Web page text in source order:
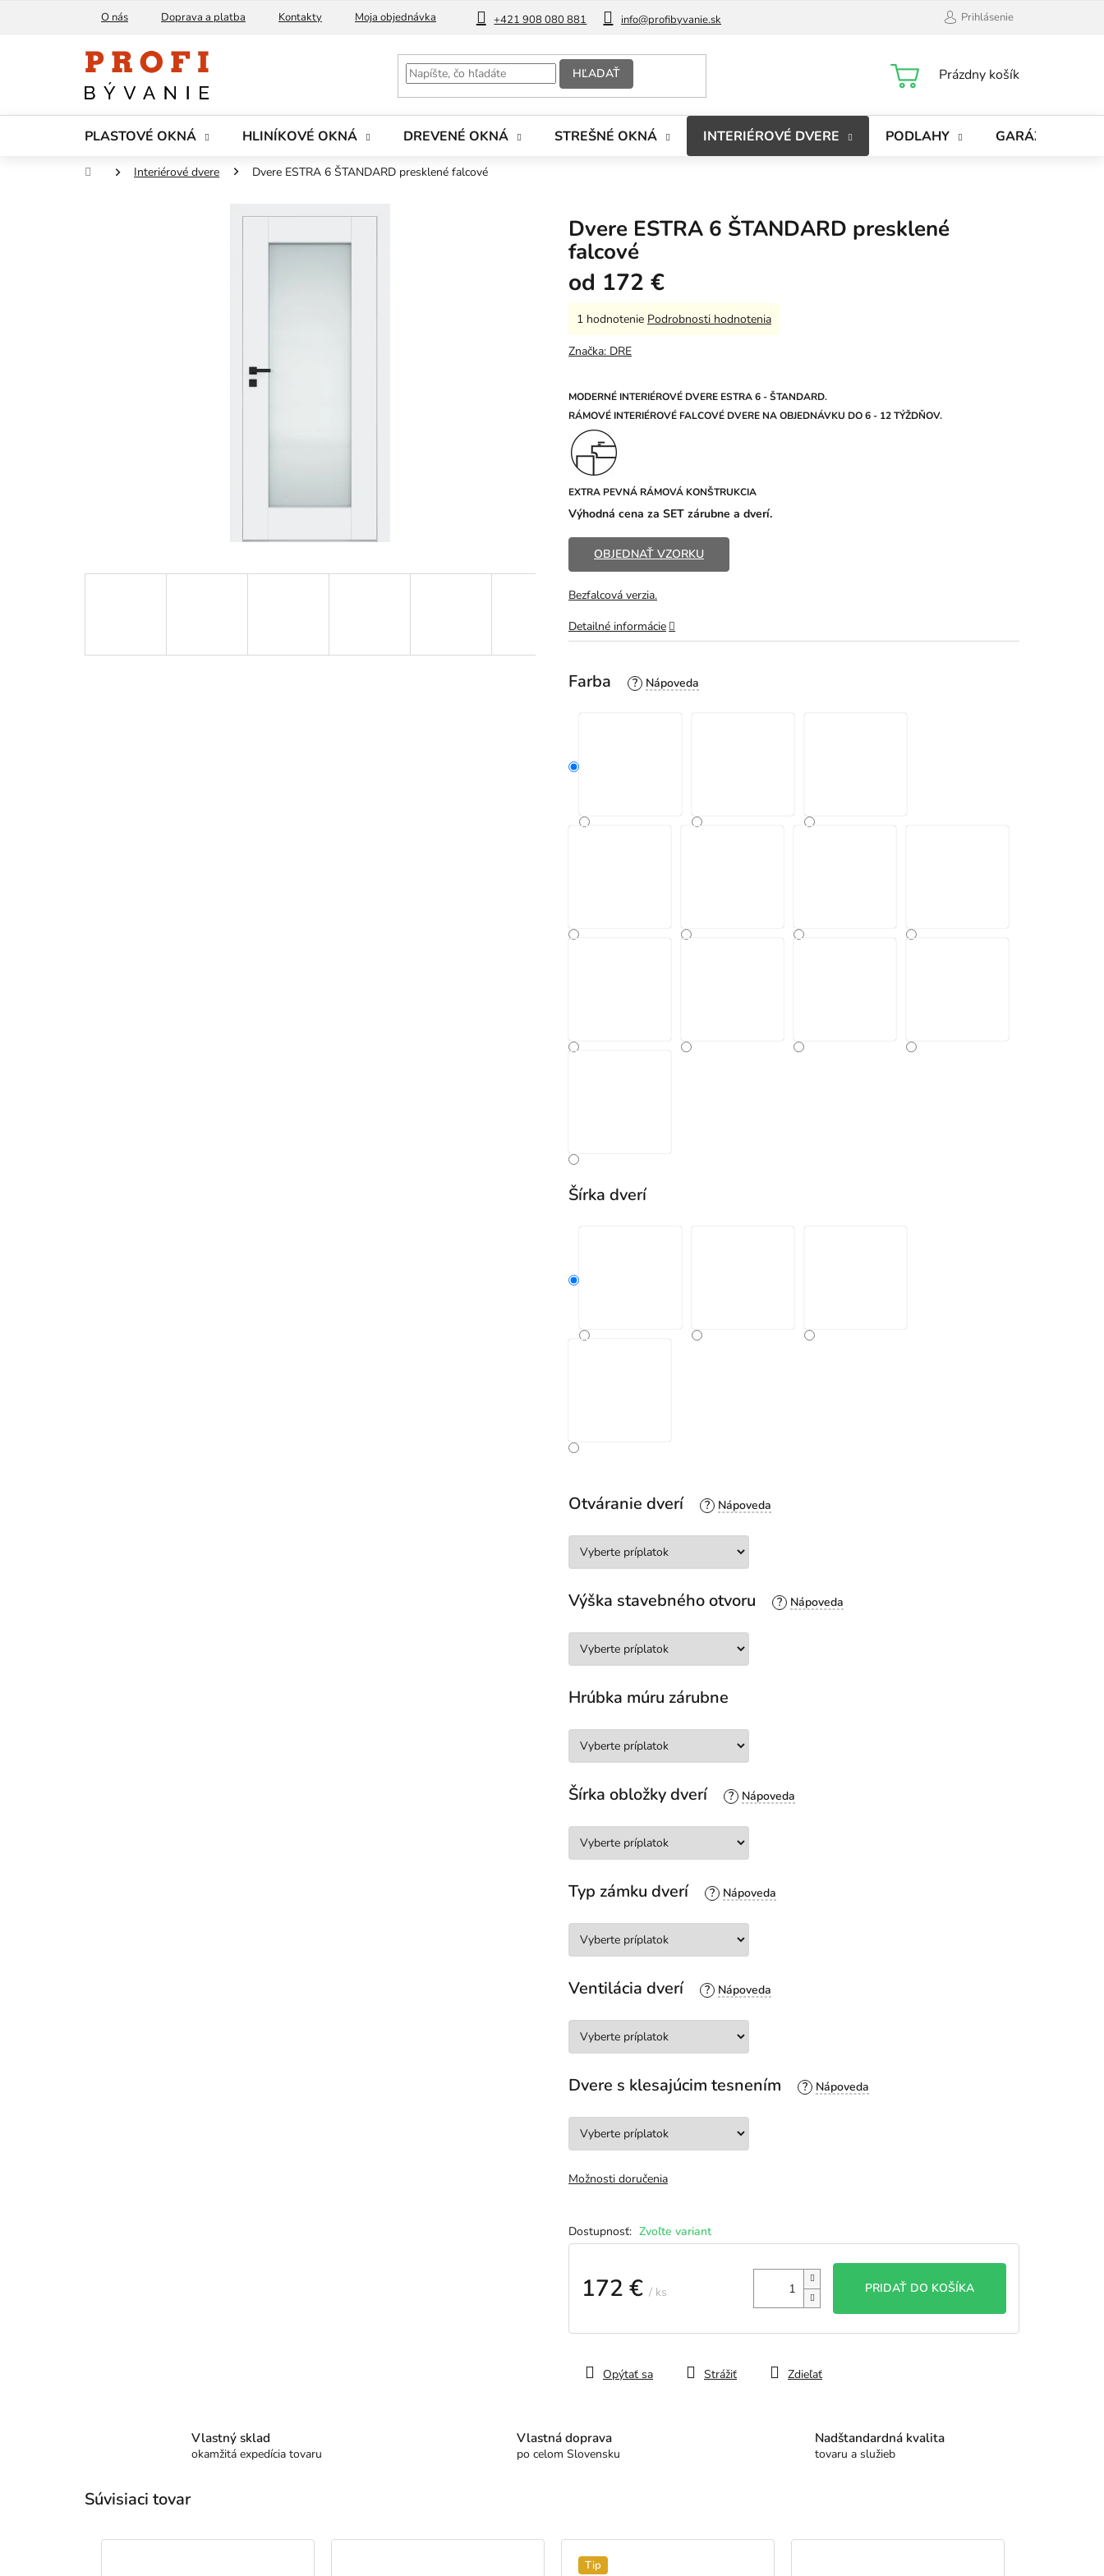
+421 908 080 881 info@profibyvanie.sk
O nás Doprava a platba Kontakty Moja objednávka Blog Prihlásenie
HĽADAŤ
NÁKUPNÝ
Prázdny košík
PLASTOVÉ OKNÁ HLINÍKOVÉ OKNÁ DREVENÉ OKNÁ STREŠNÉ OKNÁ INTERIÉROVÉ DVERE PODLAHY GARÁŽOVÉ
DomovInteriérové dvere Dvere ESTRA 6 ŠTANDARD presklené falcové
Dvere ESTRA 6 ŠTANDARD presklené
falcové
od 172 €
Zvoľte variant
Farba ?
Šírka dverí
Otváranie dverí ?
Výška stavebného otvoru ?
Hrúbka múru zárubne
Šírka obložky dverí ?
Typ zámku dverí ?
Ventilácia dverí ?
Dvere s klesajúcim tesnením ?
Možnosti doručenia
172 € / ks
cena:
PRIDAŤ DO KOŠÍKA
MODERNÉ INTERIÉROVÉ DVERE ESTRA 6 - ŠTANDARD.
RÁMOVÉ INTERIÉROVÉ FALCOVÉ DVERE NA OBJEDNÁVKU DO 6 - 12 TÝŽDŇOV.
EXTRA PEVNÁ RÁMOVÁ KONŠTRUKCIA
Výhodná cena za SET zárubne a dverí.
OBJEDNAŤ VZORKU
Bezfalcová verzia.
Detailné informácie
Opýtať sa Strážiť Zdieľať
Priemerné
produktu
z
5
hviezdičiek.
1 hodnotenie Podrobnosti hodnotenia
Značka: DRE
Vlastný sklad
okamžitá expedícia tovaru
Vlastná doprava
po celom Slovensku
Nadštandardná kvalita
tovaru a služieb
Súvisiaci tovar
Tip